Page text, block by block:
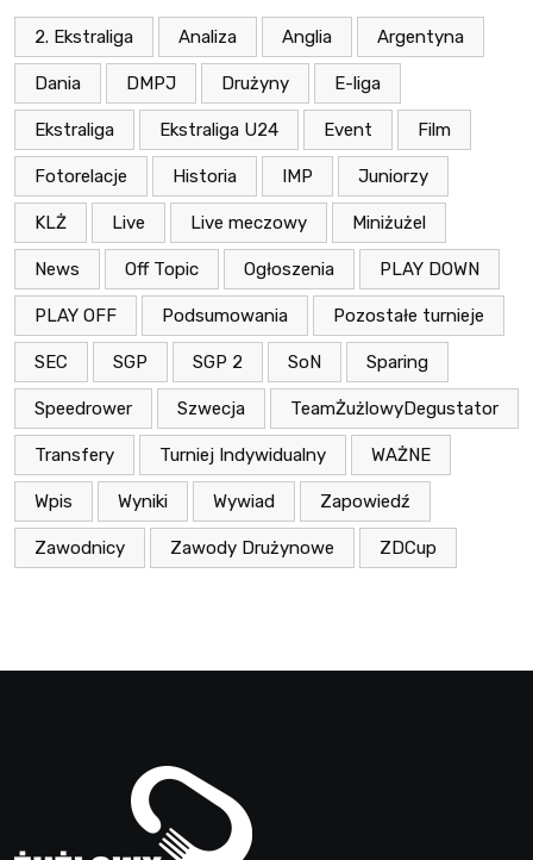
2. Ekstraliga Analiza Anglia Argentyna
Dania DMPJ Drużyny E-liga
Ekstraliga Ekstraliga U24 Event Film
Fotorelacje Historia IMP Juniorzy
KLŻ Live Live meczowy Miniżużel
News Off Topic Ogłoszenia PLAY DOWN
PLAY OFF Podsumowania Pozostałe turnieje
SEC SGP SGP 2 SoN Sparing
Speedrower Szwecja TeamŻużlowyDegustator
Transfery Turniej Indywidualny WAŻNE
Wpis Wyniki Wywiad Zapowiedź
Zawodnicy Zawody Drużynowe ZDCup